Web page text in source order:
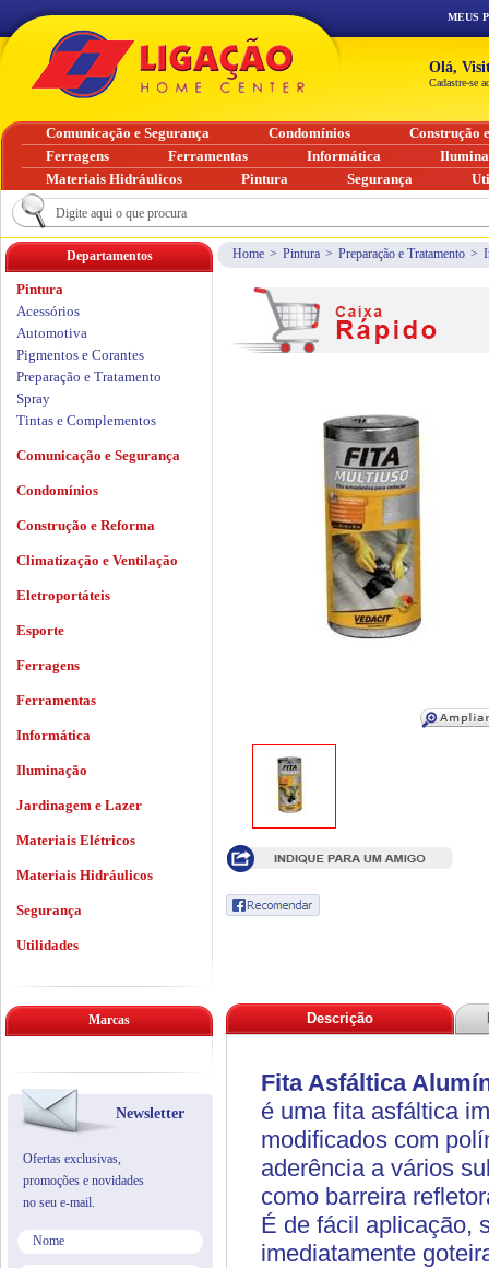
Home > Pintura > Preparação e Tratamento >
Descrição
Fita Asfáltica
é uma fita asfáltica
modificados com
aderência a vários
como barreira
É de fácil aplicação,
imediatamente
Departamentos
Pintura
Acessórios
Automotiva
Pigmentos e Corantes
Preparação e Tratamento
Spray
Tintas e Complementos
Comunicação e Segurança
Condomínios
Construção e Reforma
Climatização e Ventilação
Eletroportáteis
Esporte
Ferragens
Ferramentas
Informática
Iluminação
Jardinagem e Lazer
Materiais Elétricos
Materiais Hidráulicos
Segurança
Utilidades
Marcas
Newsletter
Ofertas exclusivas,
promoções e novidades
no seu e-mail.
MEUS
Olá,
Cadastre-se
Comunicação e Segurança Condomínios
Construção
Ferragens
Ferramentas Informática
Materiais Hidráulicos
Pintura Segurança